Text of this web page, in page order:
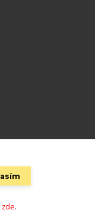
© Copyright 2020 SCP
zde.